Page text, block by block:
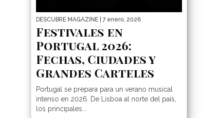
DESCUBRE MAGAZINE | 7 enero, 2026
Festivales en
Portugal 2026:
Fechas, Ciudades y
Grandes Carteles
Portugal se prepara para un verano musical
intenso en 2026. De Lisboa al norte del país,
los principales...